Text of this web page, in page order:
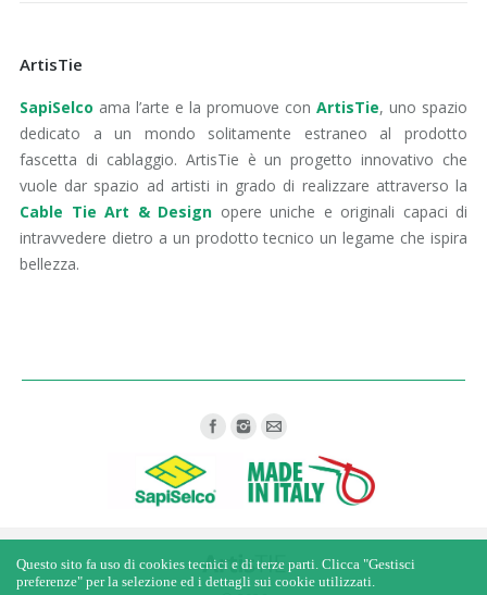
ArtisTie
SapiSelco ama l’arte e la promuove con ArtisTie, uno spazio
dedicato a un mondo solitamente estraneo al prodotto
fascetta di cablaggio. ArtisTie è un progetto innovativo che
vuole dar spazio ad artisti in grado di realizzare attraverso la
Cable Tie Art & Design opere uniche e originali capaci di
intravvedere dietro a un prodotto tecnico un legame che ispira
bellezza.
Questo sito fa uso di cookies tecnici e di terze parti. Clicca "Gestisci
preferenze" per la selezione ed i dettagli sui cookie utilizzati.